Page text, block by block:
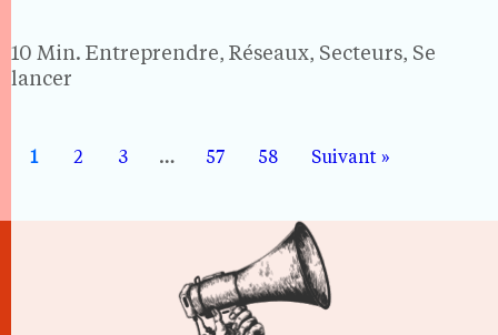
appartements sont désormais climatisés en
France.…
10 Min. Entreprendre, Réseaux, Secteurs, Se
lancer
1 2 3 … 57 58 Suivant »